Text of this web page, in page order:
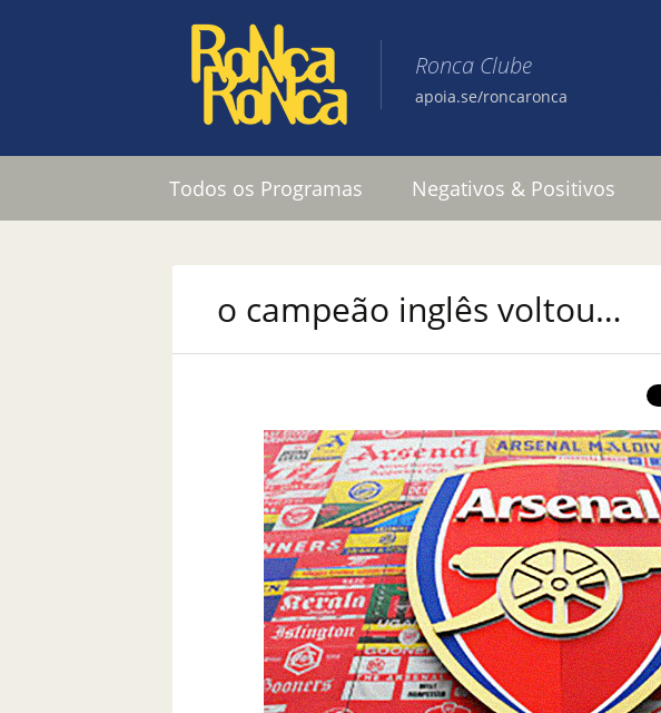
Ronca Clube
apoia.se/roncaronca
Todos os Programas Negativos & Positivos
o campeão inglês voltou…